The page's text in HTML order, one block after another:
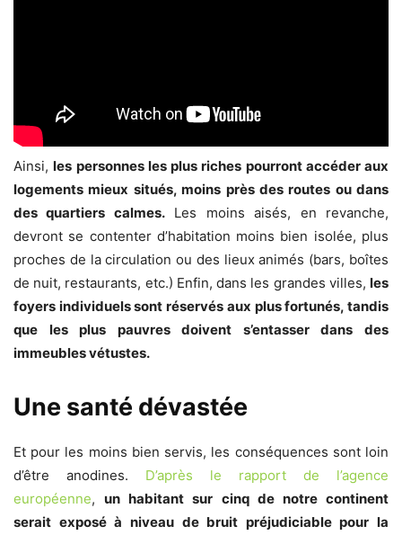
Ainsi,les personnes les plus riches pourront accéder aux
logements mieux situés, moins près des routes ou dans
des quartiers calmes.Les moins aisés, en revanche,
devront se contenter d’habitation moins bien isolée, plus
proches de la circulation ou des lieux animés (bars, boîtes
de nuit, restaurants, etc.) Enfin, dans les grandes villes, les
foyers individuels sont réservés aux plus fortunés, tandis
que les plus pauvres doivent s’entasser dans des
immeubles vétustes.
Une santé dévastée
Et pour les moins bien servis, les conséquences sont loin
d’être anodines. D’après le rapport de l’agence
européenne,un habitant sur cinq de notre continent
serait exposé à niveau de bruit préjudiciable pour la